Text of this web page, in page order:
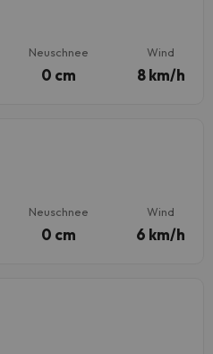
Neuschnee
0 cm
Wind
8 km/h
Neuschnee
0 cm
Wind
6 km/h